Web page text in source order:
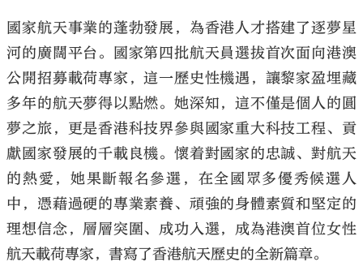
國家航天事業的蓬勃發展，為香港人才搭建了逐夢星
河的廣闊平台。國家第四批航天員選拔首次面向港澳
公開招募載荷專家，這一歷史性機遇，讓黎家盈埋藏
多年的航天夢得以點燃。她深知，這不僅是個人的圓
夢之旅，更是香港科技界參與國家重大科技工程、貢
獻國家發展的千載良機。懷着對國家的忠誠、對航天
的熱愛，她果斷報名參選，在全國眾多優秀候選人
中，憑藉過硬的專業素養、頑強的身體素質和堅定的
理想信念，層層突圍、成功入選，成為港澳首位女性
航天載荷專家，書寫了香港航天歷史的全新篇章。